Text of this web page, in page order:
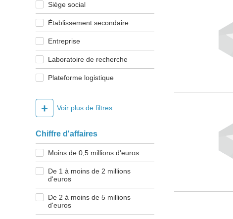
Siège social
Établissement secondaire
Entreprise
Laboratoire de recherche
Plateforme logistique
+ Voir plus de filtres
Chiffre d'affaires
Moins de 0,5 millions d'euros
De 1 à moins de 2 millions
d'euros
De 2 à moins de 5 millions
d'euros